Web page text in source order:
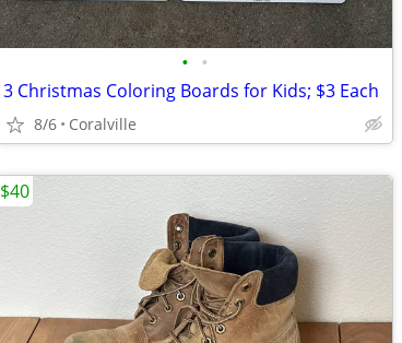
• •
3 Christmas Coloring Boards for Kids; $3 Each
8/6 Coralville
$40